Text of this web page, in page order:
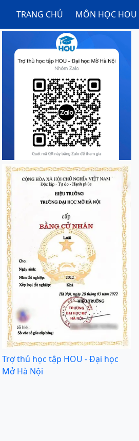
TRANG CHỦ MÔN HỌC HOU
Trợ thủ học tập HOU - Đại học
Mở Hà Nội